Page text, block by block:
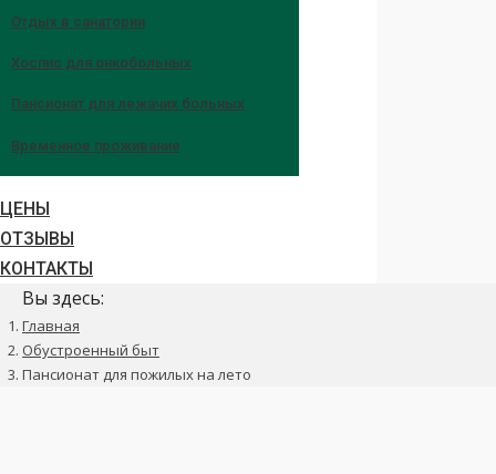
Отдых в санатории
Хоспис для онкобольных
Пансионат для лежачих больных
Временное проживание
ЦЕНЫ
ОТЗЫВЫ
КОНТАКТЫ
Вы здесь:
Главная
Обустроенный быт
Пансионат для пожилых на лето